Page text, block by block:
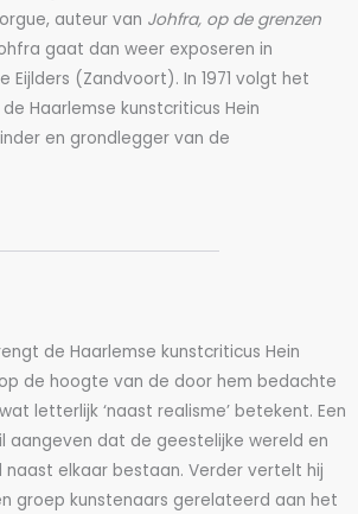
auteur van Johfra, op de grenzen
gaat dan weer exposeren in
Eijlders (Zandvoort). In 1971 volgt het
Haarlemse kunstcriticus Hein
en grondlegger van de
de Haarlemse kunstcriticus Hein
de hoogte van de door hem bedachte
letterlijk ‘naast realisme’ betekent. Een
aangeven dat de geestelijke wereld en
elkaar bestaan. Verder vertelt hij
groep kunstenaars gerelateerd aan het